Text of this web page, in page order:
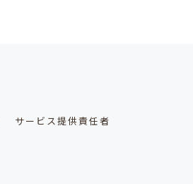
サービス提供責任者